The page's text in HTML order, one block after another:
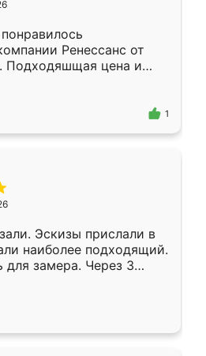
Ренессанс от
Подходяшщая цена и
Приехавший
Владислав
эскизу самый
1
Эскизы прислали в
наиболее подходящий.
для замера. Через 3
уже готова. Остались
Спасибо Ренессанс
работу!